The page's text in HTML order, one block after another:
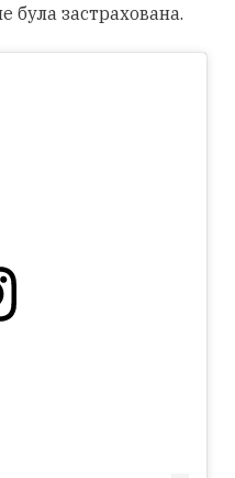
була застрахована.